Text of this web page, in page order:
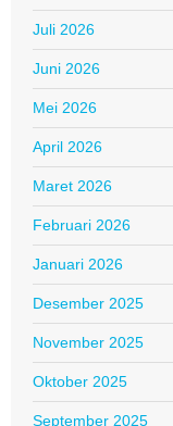
Juli 2026
Juni 2026
Mei 2026
April 2026
Maret 2026
Februari 2026
Januari 2026
Desember 2025
November 2025
Oktober 2025
September 2025